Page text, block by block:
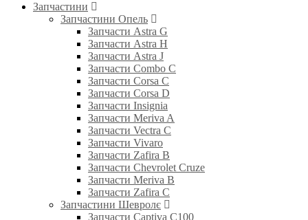
Запчастини
Запчастини Опель
Запчасти Astra G
Запчасти Astra H
Запчасти Astra J
Запчасти Combo C
Запчасти Corsa C
Запчасти Corsa D
Запчасти Insignia
Запчасти Meriva A
Запчасти Vectra C
Запчасти Vivaro
Запчасти Zafira B
Запчасти Chevrolet Cruze
Запчасти Meriva B
Запчасти Zafira C
Запчастини Шевролє
Запчасти Captiva C100